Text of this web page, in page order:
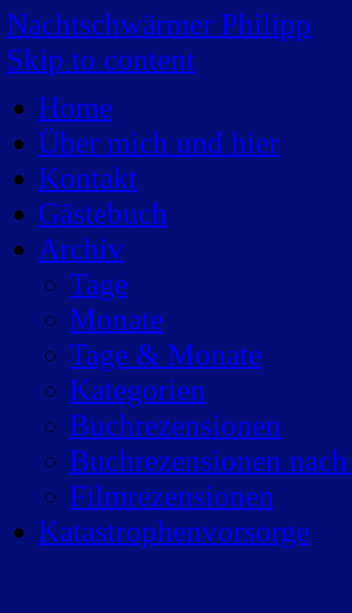
Nachtschwärmer Philipp
Skip to content
Home
Über mich und hier
Kontakt
Gästebuch
Archiv
Tage
Monate
Tage & Monate
Kategorien
Buchrezensionen
Buchrezensionen
Filmrezensionen
Katastrophenvorsorge